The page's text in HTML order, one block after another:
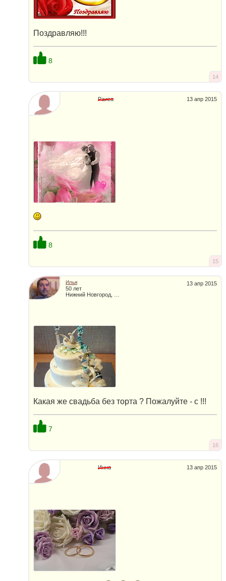
Поздравляю!!!
8
14
13 апр 2015
Раиса
8
15
13 апр 2015
Илья
50 лет
Какая же свадьба без торта ? Пожалуйте - с !!!
7
16
13 апр 2015
Инна